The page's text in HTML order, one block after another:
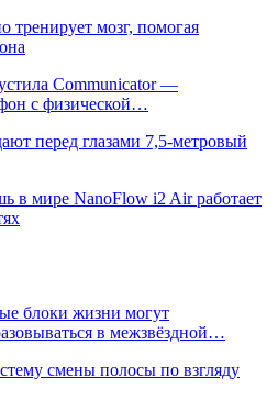
тренирует мозг, помогая
Communicator —
с физической…
перед глазами 7,5-метровый
в мире NanoFlow i2 Air работает
блоки жизни могут
в межзвёздной…
смены полосы по взгляду